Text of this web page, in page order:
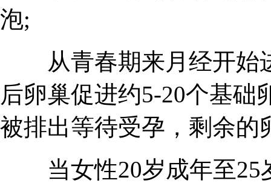
泡;
从青春期来月经开始
后卵巢促进约5-20个基础
被排出等待受孕，剩余的
当女性20岁成年至25